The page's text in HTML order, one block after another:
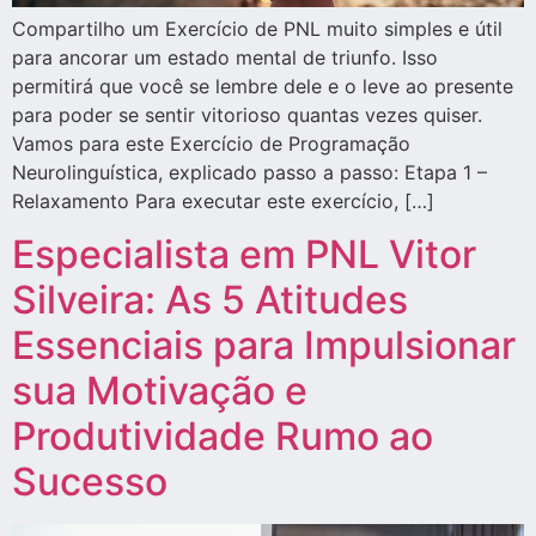
Compartilho um Exercício de PNL muito simples e útil
para ancorar um estado mental de triunfo. Isso
permitirá que você se lembre dele e o leve ao presente
para poder se sentir vitorioso quantas vezes quiser.
Vamos para este Exercício de Programação
Neurolinguística, explicado passo a passo: Etapa 1 –
Relaxamento Para executar este exercício, […]
Especialista em PNL Vitor
Silveira: As 5 Atitudes
Essenciais para Impulsionar
sua Motivação e
Produtividade Rumo ao
Sucesso